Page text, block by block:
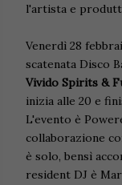
l'artista e
Venerdì 28
scatenata Disco
Vivido Spirits &
inizia alle 20 e
L'evento è
collaborazione
è solo, bensì
resident DJ è